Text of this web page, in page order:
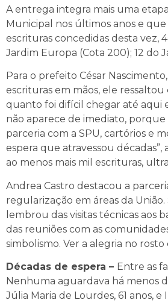
A entrega integra mais uma
Municipal nos últimos anos e
escrituras concedidas desta vez,
Jardim Europa (Cota 200); 12 do
Para o prefeito César
escrituras em mãos, ele
quanto foi difícil chegar até aqui
não aparece de imediato,
parceria com a SPU, cartórios e
espera que atravessou
ao menos mais mil escrituras,
Andrea Castro destacou a
regularização em áreas da
lembrou das visitas técnicas aos
das reuniões com as
simbolismo. Ver a alegria no
Décadas de espera – Entre as
Nenhuma aguardava há menos
Júlia Maria de Lourdes, 61 anos,